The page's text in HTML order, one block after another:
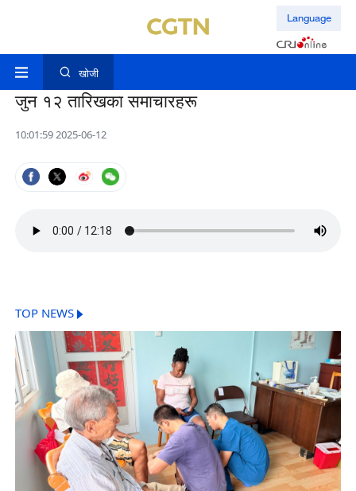
Language
खोजी
जुन १२ तारिखका समाचारहरू
10:01:59 2025-06-12
TOP NEWS